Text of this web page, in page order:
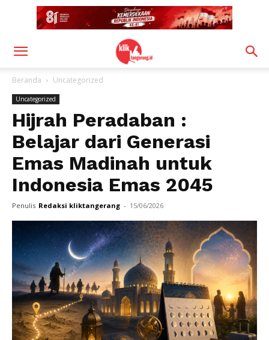
Beranda Uncategorized
Uncategorized
Hijrah Peradaban :
Belajar dari Generasi
Emas Madinah untuk
Indonesia Emas 2045
Penulis Redaksi kliktangerang - 15/06/2026